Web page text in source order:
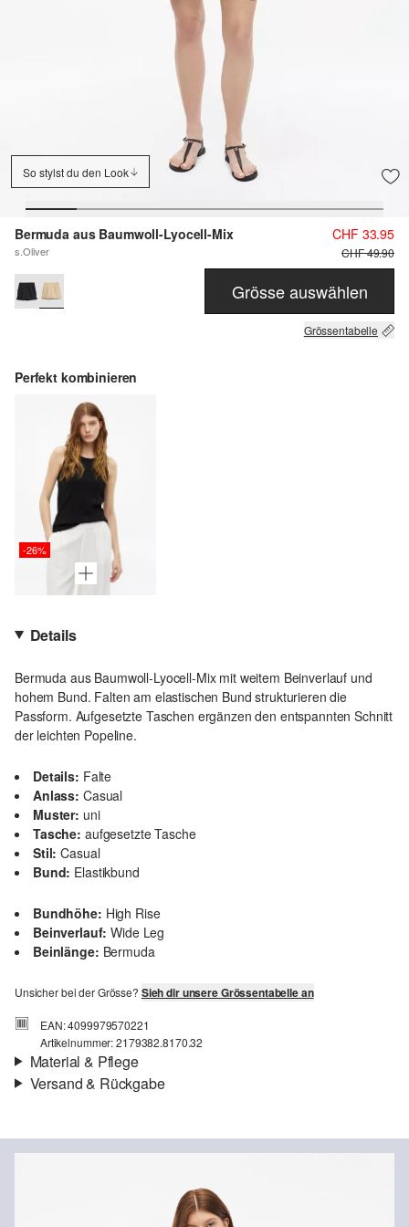
So stylst du den Look
Bermuda aus Baumwoll-Lyocell-Mix
s.Oliver
CHF 33.95
CHF 49.90
Grösse auswählen
Grössentabelle
Perfekt kombinieren
-26%
Details
Bermuda aus Baumwoll-Lyocell-Mix mit weitem Beinverlauf und
hohem Bund. Falten am elastischen Bund strukturieren die
Passform. Aufgesetzte Taschen ergänzen den entspannten Schnitt
der leichten Popeline.
Details: Falte
Anlass: Casual
Muster: uni
Tasche: aufgesetzte Tasche
Stil: Casual
Bund: Elastikbund
Bundhöhe: High Rise
Beinverlauf: Wide Leg
Beinlänge: Bermuda
Unsicher bei der Grösse? Sieh dir unsere Grössentabelle an
EAN: 4099979570221
Artikelnummer: 2179382.8170.32
Material & Pflege
Material: Baumwollmix
Versand & Rückgabe
Deine Bestellung wird innerhalb von 4–5 Werktagen per SwissPost